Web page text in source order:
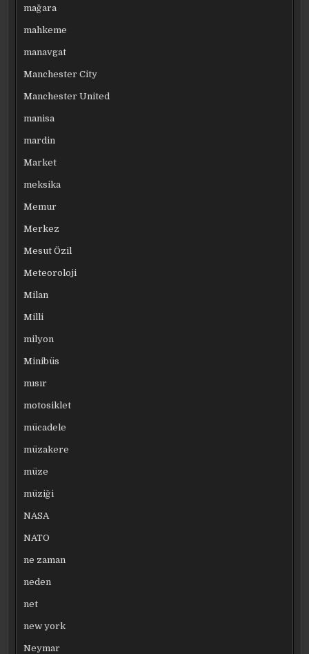
mağara
mahkeme
manavgat
Manchester City
Manchester United
manisa
mardin
Market
meksika
Memur
Merkez
Mesut Özil
Meteoroloji
Milan
Milli
milyon
Minibüs
mısır
motosiklet
mücadele
müzakere
müze
müziği
NASA
NATO
ne zaman
neden
net
new york
Neymar